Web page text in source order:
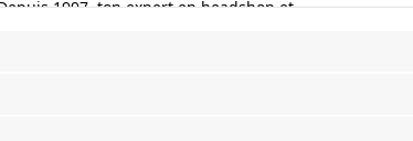
1997, ton expert en headshop et